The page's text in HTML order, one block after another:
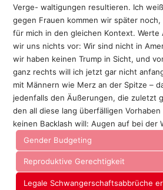
Verge- waltigungen resultieren. Ich
gegen Frauen kommen wir später
für mich in den gleichen Kontext. Werte
wir uns nichts vor: Wir sind nicht in
wir haben keinen Trump in Sicht, und
ganz rechts will ich jetzt gar nicht
mit Männern wie Merz an der Spitze –
jedenfalls den Äußerungen, die zuletzt
den all diese lang überfälligen
keinen Backlash will: Augen auf bei der
Gender Budgeting
Reproduktive Gerechtigkeit
Legale Schwangerschaftsabbrüche